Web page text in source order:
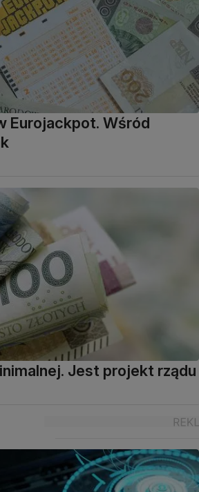
Eurojackpot. Wśród
Jest projekt rządu